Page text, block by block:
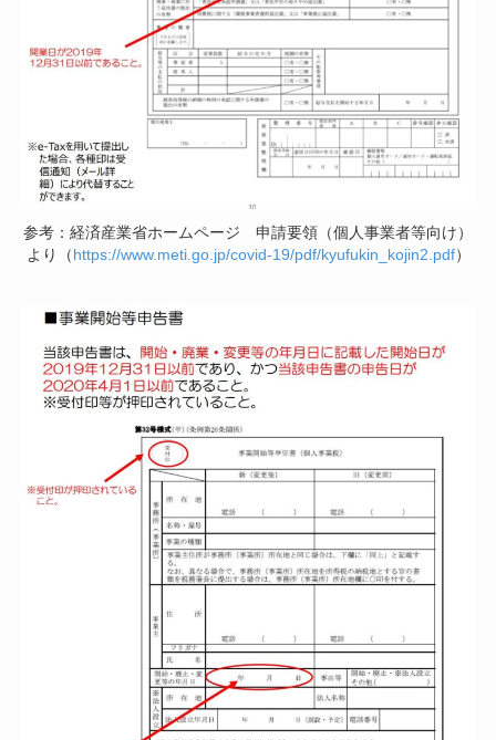
参考：経済産業省ホームページ 申請要領（個人事業者等向け）
より（https://www.meti.go.jp/covid-19/pdf/kyufukin_kojin2.pdf）